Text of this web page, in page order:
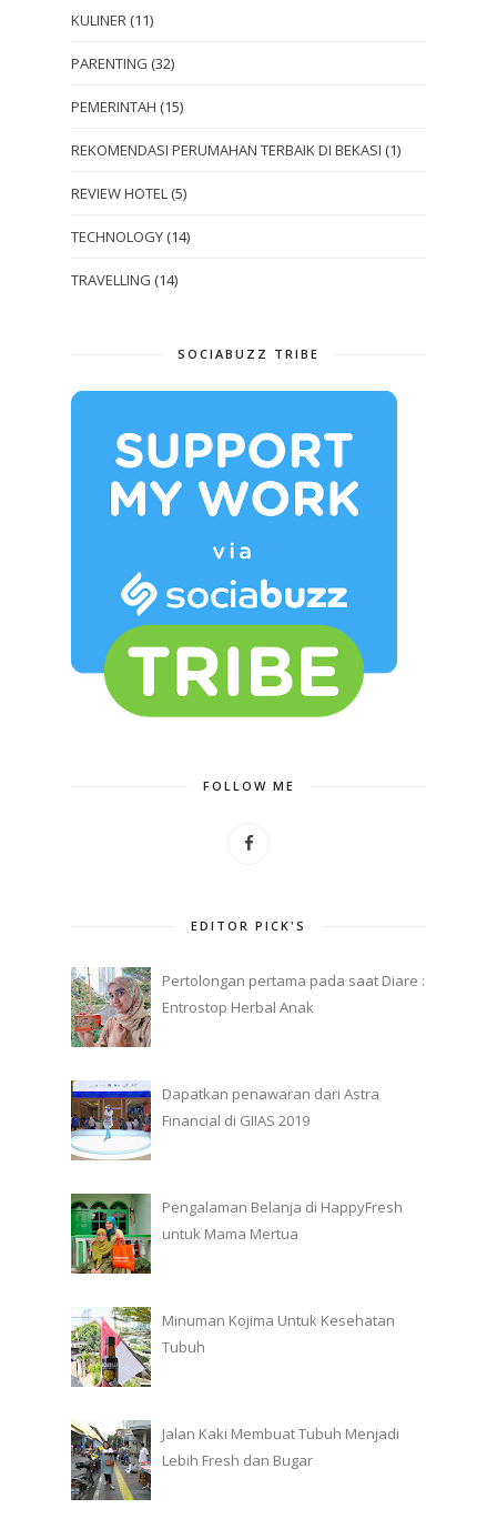
KULINER (11)
PARENTING (32)
PEMERINTAH (15)
REKOMENDASI PERUMAHAN TERBAIK DI BEKASI (1)
REVIEW HOTEL (5)
TECHNOLOGY (14)
TRAVELLING (14)
SOCIABUZZ TRIBE
FOLLOW ME
EDITOR PICK'S
Pertolongan pertama pada saat Diare :
Entrostop Herbal Anak
Dapatkan penawaran dari Astra
Financial di GIIAS 2019
Pengalaman Belanja di HappyFresh
untuk Mama Mertua
Minuman Kojima Untuk Kesehatan
Tubuh
Jalan Kaki Membuat Tubuh Menjadi
Lebih Fresh dan Bugar